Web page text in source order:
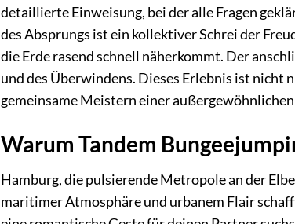
detaillierte Einweisung, bei der alle Fragen
des Absprungs ist ein kollektiver Schrei der
die Erde rasend schnell näherkommt. Der
und des Überwindens. Dieses Erlebnis ist nicht
gemeinsame Meistern einer
Warum Tandem
Hamburg, die pulsierende Metropole an der
maritimer Atmosphäre und urbanem Flair